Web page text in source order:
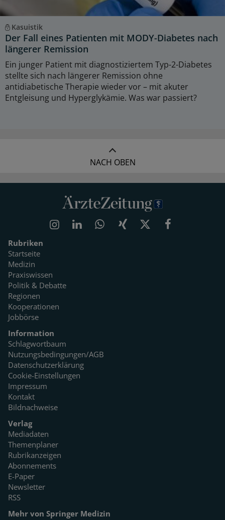
Kasuistik
Der Fall eines Patienten mit MODY-Diabetes nach
längerer Remission
Ein junger Patient mit diagnostiziertem Typ-2-Diabetes
stellte sich nach längerer Remission ohne
antidiabetische Therapie wieder vor – mit akuter
Entgleisung und Hyperglykämie. Was war passiert?
NACH OBEN
Rubriken
Startseite
Medizin
Praxiswissen
Politik & Debatte
Regionen
Kooperationen
Jobbörse
Information
Schlagwortbaum
Nutzungsbedingungen/AGB
Datenschutzerklärung
Cookie-Einstellungen
Impressum
Kontakt
Bildnachweise
Verlag
Mediadaten
Themenplaner
Rubrikanzeigen
Abonnements
E-Paper
Newsletter
RSS
Mehr von Springer Medizin